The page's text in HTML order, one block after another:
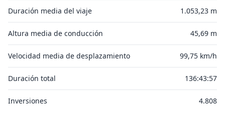
Duración media del viaje 1.053,23 m
Altura media de conducción 45,69 m
Velocidad media de desplazamiento 99,75 km/h
Duración total 136:43:57
Inversiones 4.808